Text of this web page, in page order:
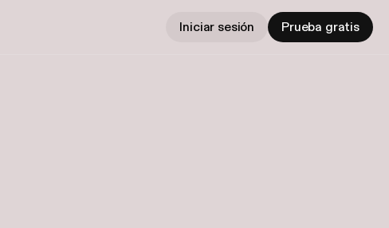
Iniciar sesión Prueba gratis